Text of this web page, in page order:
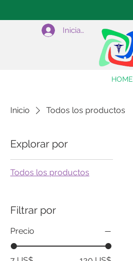
Iniciar sesión
HOME
Inicio Todos los productos
Explorar por
Todos los productos
Filtrar por
Precio